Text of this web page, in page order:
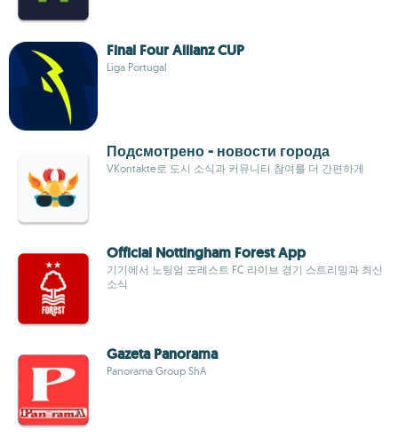
Final Four Allianz CUP
Liga Portugal
Подсмотрено - новости города
VKontakte로 도시 소식과 커뮤니티 참여를 더 간편하게
Official Nottingham Forest App
기기에서 노팅엄 포레스트 FC 라이브 경기 스트리밍과 최신
소식
Gazeta Panorama
Panorama Group ShA